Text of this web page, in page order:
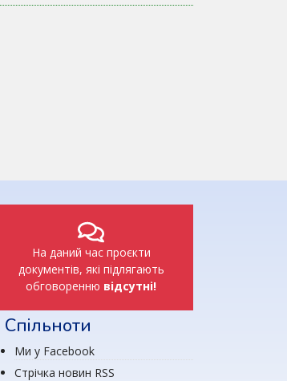
На даний час проєкти
документів, які підлягають
обговоренню відсутні!
Спільноти
Ми у Facebook
Стрічка новин RSS